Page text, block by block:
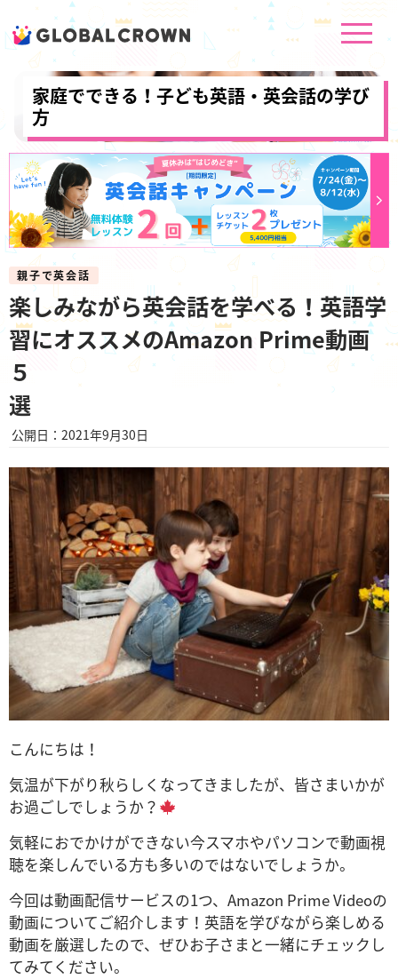
家庭でできる！子ども英語・英会話の学び
方
親子で英会話
楽しみながら英会話を学べる！英語学
習にオススメのAmazon Prime動画
５
公開日：2021年9月30日
こんにちは！
気温が下がり秋らしくなってきましたが、皆さまいかが
お過ごしでしょうか？
気軽におでかけができない今スマホやパソコンで動画視
聴を楽しんでいる方も多いのではないでしょうか。
今回は動画配信サービスの1つ、Amazon Prime Videoの
動画についてご紹介します！英語を学びながら楽しめる
動画を厳選したので、ぜひお子さまと一緒にチェックし
てみてください。